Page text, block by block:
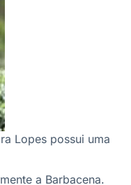
Lopes possui uma
a Barbacena.